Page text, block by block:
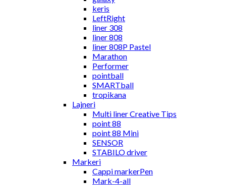
keris
LeftRight
liner 308
liner 808
liner 808P Pastel
Marathon
Performer
pointball
SMARTball
tropikana
Lajneri
Multi liner Creative Tips
point 88
point 88 Mini
SENSOR
STABILO driver
Markeri
Cappi markerPen
Mark-4-all